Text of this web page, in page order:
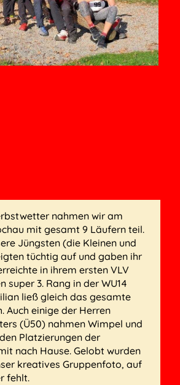
nahmen wir am
mit gesamt 9 Läufern teil.
Jüngsten (die Kleinen und
tüchtig auf und gaben ihr
in ihrem ersten VLV
super 3. Rang in der WU14
ließ gleich das gesamte
Auch einige der Herren
(Ü50) nahmen Wimpel und
Platzierungen der
nach Hause. Gelobt wurden
kreatives Gruppenfoto, auf
fehlt.